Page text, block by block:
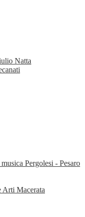
Natta
Pergolesi - Pesaro
Arti Macerata